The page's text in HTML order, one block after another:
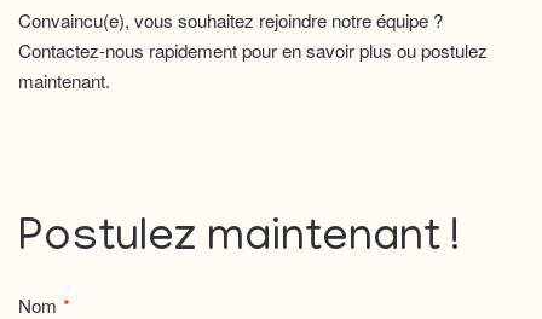
Convaincu(e), vous souhaitez rejoindre notre équipe ?
Contactez-nous rapidement pour en savoir plus ou postulez
maintenant.
Postulez maintenant !
Nom